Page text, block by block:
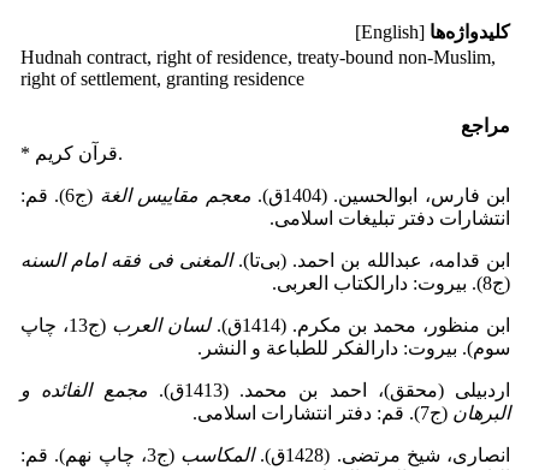
کلیدواژه‌ها [English]
Hudnah contract, right of residence, treaty-bound non-Muslim,
right of settlement, granting residence
مراجع
* قرآن کریم.
ابن فارس، ابوالحسین‌. (1404ق). معجم مقاییس الغة
(ج6). قم:
انتشارات دفتر تبلیغات اسلامی.
ابن قدامه، عبدالله بن احمد‌. (بی‌تا‌).المغنی فی فقه امام السنه
(ج8‌). ‌بیروت: دارالکتاب العربی.
ابن منظور، محمد بن مکرم‌. (1414‌ق). لسان العرب
(ج13، چاپ
سوم). ‌بیروت: دارالفکر للطباعة و النشر.
اردبیلی (محقق)، احمد بن محمد‌. (1413‌ق).
مجمع الفائده و
البرهان (ج7). قم: دفتر انتشارات اسلامی.
انصاری، شیخ مرتضی‌. (1428‌ق). المکاسب
(ج3، چاپ نهم). قم: